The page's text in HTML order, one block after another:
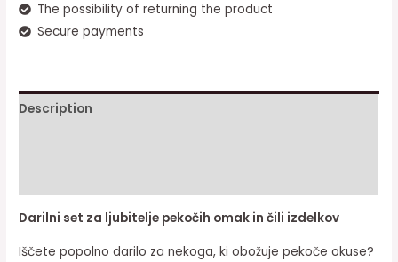
The possibility of returning the product
Secure payments
Description
Darilni set za ljubitelje pekočih omak in čili izdelkov
Iščete popolno darilo za nekoga, ki obožuje pekoče okuse?